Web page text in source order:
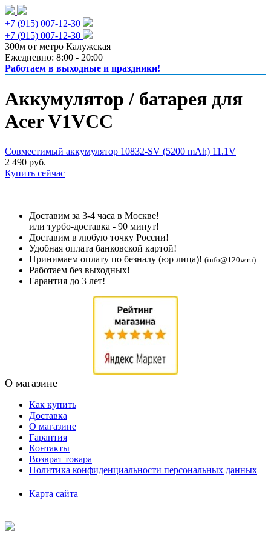
+7 (915) 007-12-30
+7 (915) 007-12-30
300м от метро Калужская
Ежедневно: 8:00 - 20:00
Работаем в выходные и праздники!
Аккумулятор / батарея для
Acer V1VCC
Совместимый аккумулятор 10832-SV (5200 mAh) 11.1V
2 490 руб.
Купить сейчас
Доставим за 3-4 часа в Москве!
или турбо-доставка - 90 минут!
Доставим в любую точку России!
Удобная оплата банковской картой!
Принимаем оплату по безналу (юр лица)! (info@120w.ru)
Работаем без выходных!
Гарантия до 3 лет!
О магазине
Как купить
Доставка
О магазине
Гарантия
Контакты
Возврат товара
Политика конфиденциальности персональных данных
Карта сайта